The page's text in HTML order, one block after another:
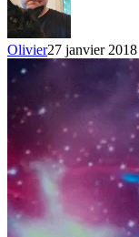
2017
Olivier27 janvier 2018